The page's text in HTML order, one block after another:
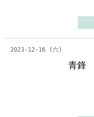
2023-12-16 (六)
青鋒